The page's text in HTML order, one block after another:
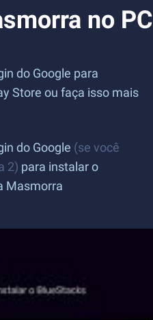
no PC
do Google para
Store ou faça isso mais
do Google (se você
2) para instalar o
Masmorra